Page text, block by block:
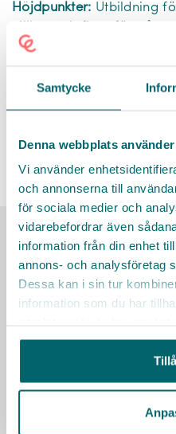
Samtycke
Denna webbplats
Vi använder
och annonserna till
för sociala medier och
vidarebefordrar även
information från din enhet
annons- och analysföretag
Dessa kan i sin tur
information som du har
Höjdpunkter: Utbildning
arbetsgivare. Karriär-
Undersköterska/
Inspireras av olika